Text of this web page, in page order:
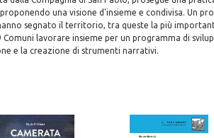
una visione d'insieme e condivisa. Un
segnato il territorio, tra queste la più
lavorare insieme per un programma di
e la creazione di strumenti narrativi.